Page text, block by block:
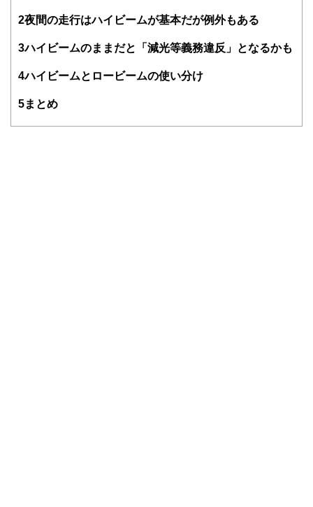
得者を中心に「お金や暮らし」に関する書籍・雑誌の編集経
験者で構成され、企画立案から記事掲載まですべての工程に
護士、税理士、宅地建物取引士、相続診断士、住宅ローンア
かしく感じられる年金や税金、相続、保険、ローンなどの話
2夜間の走行はハイビームが基本だが例外もある
3ハイビームのままだと「減光等義務違反」となるかも
4ハイビームとロービームの使い分け
5まとめ